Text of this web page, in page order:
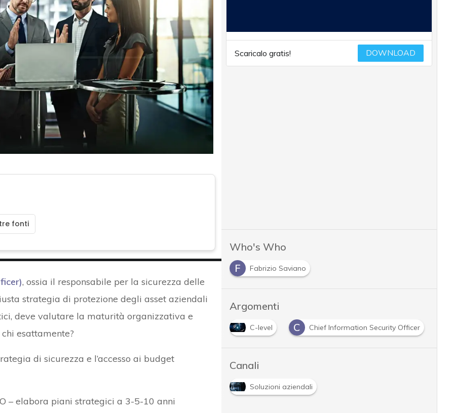
fonti
, ossia il responsabile per la sicurezza delle
strategia di protezione degli asset aziendali
deve valutare la maturità organizzativa e
esattamente?
di sicurezza e l’accesso ai budget
– elabora piani strategici a 3-5-10 anni
Scaricalo gratis! DOWNLOAD
Who's Who
F
Fabrizio Saviano
Argomenti
C Chief Information Security Officer CISO
Canali
Soluzioni aziendali